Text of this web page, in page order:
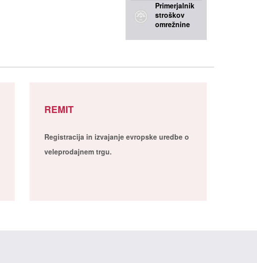
Primerjalnik
stroškov
omrežnine
REMIT
Registracija in izvajanje evropske uredbe o
veleprodajnem trgu.